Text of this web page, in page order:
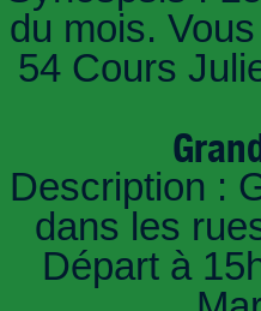
du mois.
54 Cours
Description :
dans les
Départ à